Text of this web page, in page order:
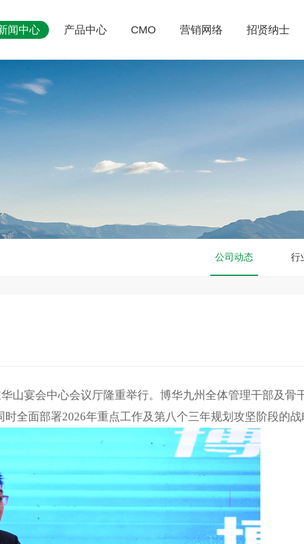
闻中心 产品中心 CMO 营销网络 招贤纳士
公司动态 行
山宴会中心会议厅隆重举行。博华九州全体管理干部及骨
全面部署2026年重点工作及第八个三年规划攻坚阶段的战